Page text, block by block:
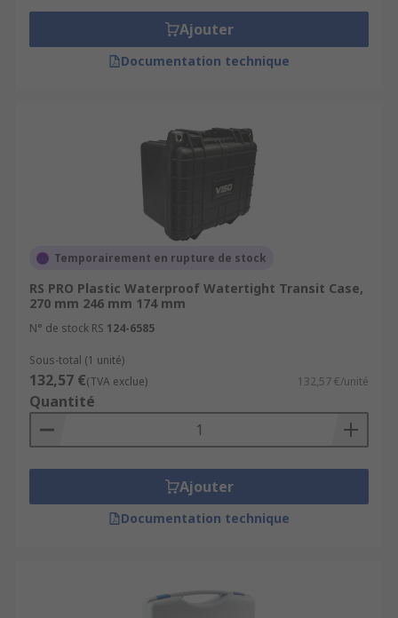
Ajouter
Documentation technique
Temporairement en rupture de stock
RS PRO Plastic Waterproof Watertight Transit Case,
270 mm 246 mm 174 mm
N° de stock RS 124-6585
Sous-total (1 unité)
132,57 €(TVA exclue) 132,57 €/unité
Quantité
Ajouter
Documentation technique